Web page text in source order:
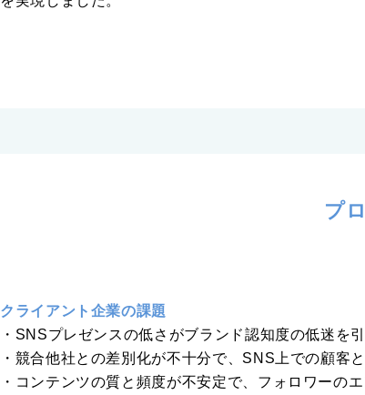
プ
クライアント企業の課題
・SNSプレゼンスの低さがブランド認知度の低迷を
・競合他社との差別化が不十分で、SNS上での顧客
・コンテンツの質と頻度が不安定で、フォロワーの